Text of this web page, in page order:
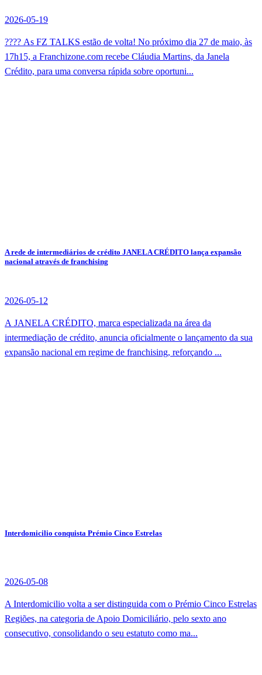
2026-05-19
???? As FZ TALKS estão de volta! No próximo dia 27 de maio, às
17h15, a Franchizone.com recebe Cláudia Martins, da Janela
Crédito, para uma conversa rápida sobre oportuni...
A rede de intermediários de crédito JANELA CRÉDITO lança expansão
nacional através de franchising
2026-05-12
A JANELA CRÉDITO, marca especializada na área da
intermediação de crédito, anuncia oficialmente o lançamento da sua
expansão nacional em regime de franchising, reforçando ...
Interdomicilio conquista Prémio Cinco Estrelas
2026-05-08
A Interdomicilio volta a ser distinguida com o Prémio Cinco Estrelas
Regiões, na categoria de Apoio Domiciliário, pelo sexto ano
consecutivo, consolidando o seu estatuto como ma...